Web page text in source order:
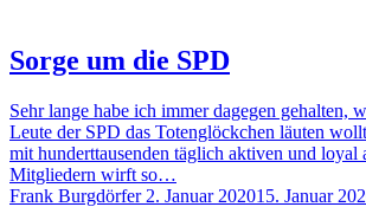
Sorge um die SPD
Sehr lange habe ich immer dagegen gehalten,
Leute der SPD das Totenglöckchen läuten
mit hunderttausenden täglich aktiven und loyal
Mitgliedern wirft so…
Frank Burgdörfer 2. Januar 202015. Januar